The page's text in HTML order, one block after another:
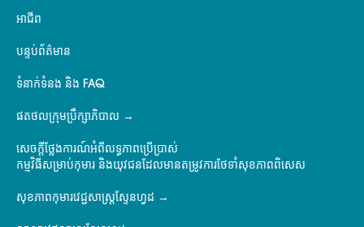
អាជីព
បន្ទប់ព័ត៌មាន
ទំនាក់ទំនង និង FAQ
ផតថលក្រុមប្រឹក្សាភិបាល
សេចក្តីថ្លែងការណ៍អំពីលទ្ធភាពប្រើប្រាស់
កម្មវិធីសម្រាប់កុមារ និងយុវជនដែលមានតម្រូវការថែទាំសុខភាពពិសេស
សុខភាពកុមារវេជ្ជសាស្ត្រស្ទែនហ្វដ